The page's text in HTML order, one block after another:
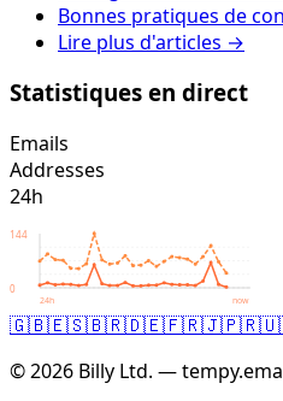
Bonnes pratiques de
Lire plus d'articles →
Statistiques en direct
Emails
Addresses
24h
144
0
24h now
🇬🇧🇪🇸🇧🇷🇩🇪🇫🇷🇯🇵🇷🇺
© 2026 Billy Ltd. —